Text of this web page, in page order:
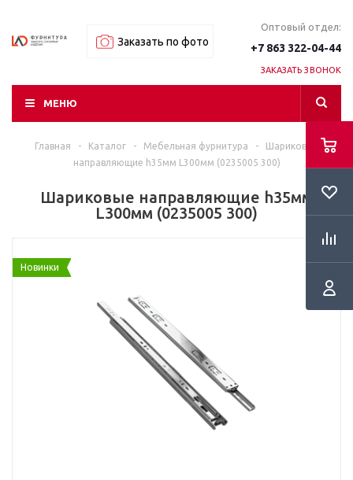
Заказать по фото
Оптовый отдел:
+7 863 322-04-44
ЗАКАЗАТЬ ЗВОНОК
МЕНЮ
Главная - Каталог - Мебельная фурнитура -
Шариковые
направляющие h35мм L300мм (0235005 300)
Шариковые направляющие h35мм
L300мм (0235005 300)
Новинки